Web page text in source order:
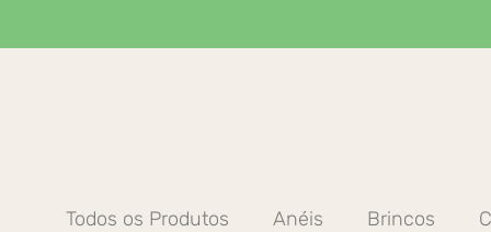
Todos os Produtos Anéis Brincos